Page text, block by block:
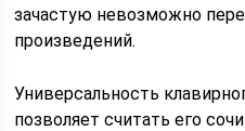
зачастую невозможно
произведений.
Универсальность
позволяет считать его